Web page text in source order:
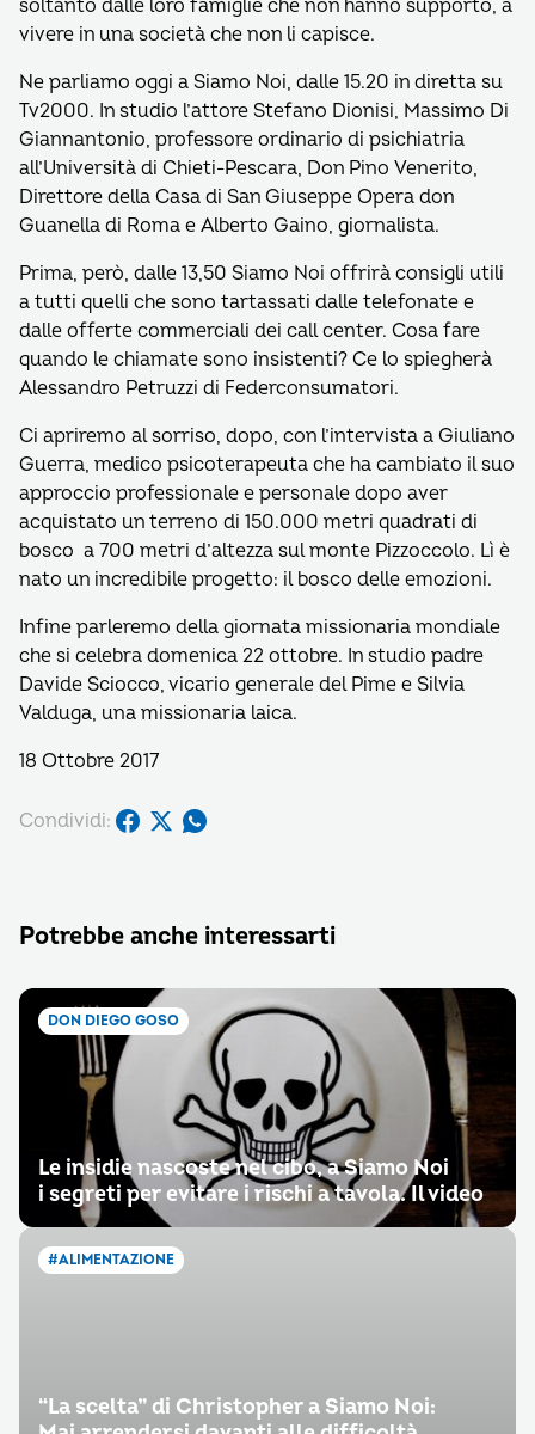
soltanto dalle loro famiglie che non hanno supporto, a
vivere in una società che non li capisce.
Ne parliamo oggi a Siamo Noi, dalle 15.20 in diretta su
Tv2000. In studio l’attore Stefano Dionisi, Massimo Di
Giannantonio, professore ordinario di psichiatria
all’Università di Chieti-Pescara, Don Pino Venerito,
Direttore della Casa di San Giuseppe Opera don
Guanella di Roma e Alberto Gaino, giornalista.
Prima, però, dalle 13,50 Siamo Noi offrirà consigli utili
a tutti quelli che sono tartassati dalle telefonate e
dalle offerte commerciali dei call center. Cosa fare
quando le chiamate sono insistenti? Ce lo spiegherà
Alessandro Petruzzi di Federconsumatori.
Ci apriremo al sorriso, dopo, con l’intervista a Giuliano
Guerra, medico psicoterapeuta che ha cambiato il suo
approccio professionale e personale dopo aver
acquistato un terreno di 150.000 metri quadrati di
bosco a 700 metri d’altezza sul monte Pizzoccolo. Lì è
nato un incredibile progetto: il bosco delle emozioni.
Infine parleremo della giornata missionaria mondiale
che si celebra domenica 22 ottobre. In studio padre
Davide Sciocco, vicario generale del Pime e Silvia
Valduga, una missionaria laica.
18 Ottobre 2017
Condividi:
Potrebbe anche interessarti
DON DIEGO GOSO
Le insidie nascoste nel cibo, a Siamo Noi
i segreti per evitare i rischi a tavola. Il video
#ALIMENTAZIONE
“La scelta” di Christopher a Siamo Noi: